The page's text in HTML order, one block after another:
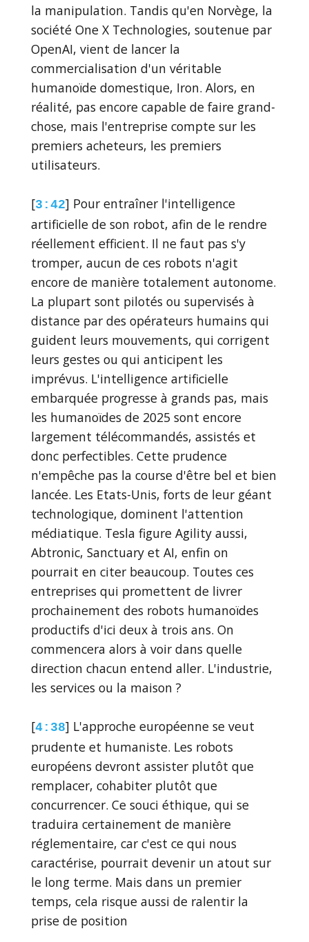
la manipulation. Tandis qu'en Norvège, la
société One X Technologies, soutenue par
OpenAI, vient de lancer la
commercialisation d'un véritable
humanoïde domestique, Iron. Alors, en
réalité, pas encore capable de faire grand-
chose, mais l'entreprise compte sur les
premiers acheteurs, les premiers
utilisateurs.
[3:42] Pour entraîner l'intelligence
artificielle de son robot, afin de le rendre
réellement efficient. Il ne faut pas s'y
tromper, aucun de ces robots n'agit
encore de manière totalement autonome.
La plupart sont pilotés ou supervisés à
distance par des opérateurs humains qui
guident leurs mouvements, qui corrigent
leurs gestes ou qui anticipent les
imprévus. L'intelligence artificielle
embarquée progresse à grands pas, mais
les humanoïdes de 2025 sont encore
largement télécommandés, assistés et
donc perfectibles. Cette prudence
n'empêche pas la course d'être bel et bien
lancée. Les Etats-Unis, forts de leur géant
technologique, dominent l'attention
médiatique. Tesla figure Agility aussi,
Abtronic, Sanctuary et AI, enfin on
pourrait en citer beaucoup. Toutes ces
entreprises qui promettent de livrer
prochainement des robots humanoïdes
productifs d'ici deux à trois ans. On
commencera alors à voir dans quelle
direction chacun entend aller. L'industrie,
les services ou la maison ?
[4:38] L'approche européenne se veut
prudente et humaniste. Les robots
européens devront assister plutôt que
remplacer, cohabiter plutôt que
concurrencer. Ce souci éthique, qui se
traduira certainement de manière
réglementaire, car c'est ce qui nous
caractérise, pourrait devenir un atout sur
le long terme. Mais dans un premier
temps, cela risque aussi de ralentir la
prise de position